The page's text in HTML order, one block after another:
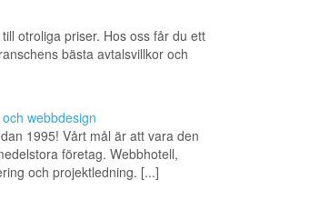
otroliga priser. Hos oss får du ett
bästa avtalsvillkor och
webbdesign
1995! Vårt mål är att vara den
företag. Webbhotell,
och projektledning. [...]